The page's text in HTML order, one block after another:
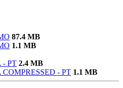
87.4 MB
1.1 MB
- PT 2.4 MB
- PT 1.1 MB